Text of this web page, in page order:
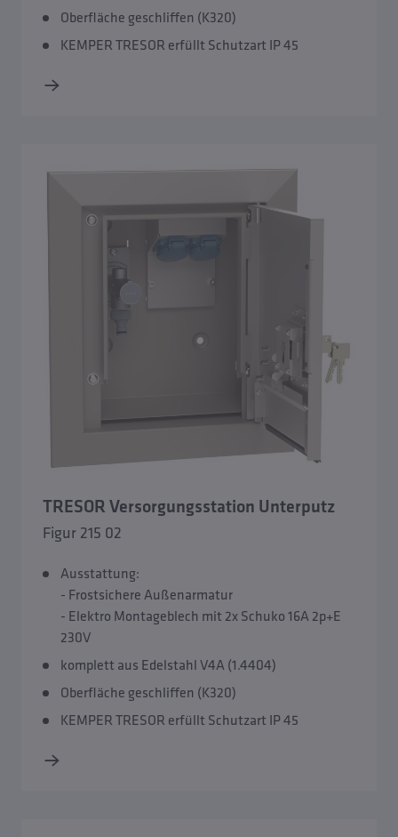
Strom
TRESOR Versorgungsstation Unterputz
TRESOR Versorgungsstation Unterputz XL
TRESOR Versorgungsstation für chlorhaltige
Umgebungen
Oberfläche geschliffen (K320)
KEMPER TRESOR erfüllt Schutzart IP 45
TRESOR Versorgungsstation Unterputz
Figur 215 02
Ausstattung:
- Frostsichere Außenarmatur
- Elektro Montageblech mit 2x Schuko 16A 2p+E
230V
komplett aus Edelstahl V4A (1.4404)
Oberfläche geschliffen (K320)
KEMPER TRESOR erfüllt Schutzart IP 45